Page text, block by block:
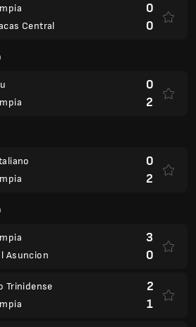
Central
0
0
0
2
0
2
Asuncion
3
0
Trinidense
2
1